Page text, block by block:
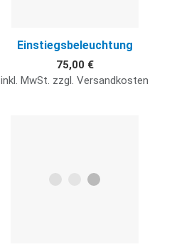
Einstiegsbeleuchtung
75,00 €
inkl. MwSt. zzgl. Versandkosten